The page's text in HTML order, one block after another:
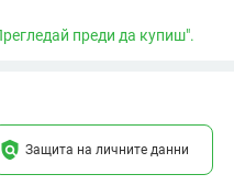
преди да купиш".
policy Защита на личните данни